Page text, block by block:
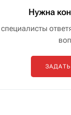
Нужна